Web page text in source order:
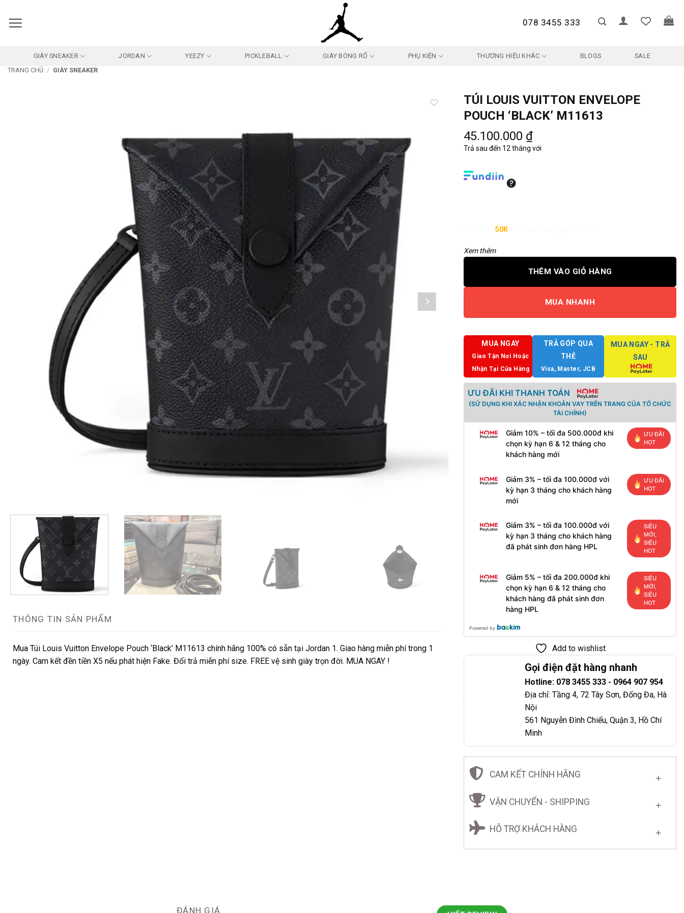
qua
078 3455 333
GIÀY SNEAKER JORDAN YEEZY PICKLEBALL GIÀY BÓNG RỔ PHỤ KIỆN THƯƠNG HIỆU KHÁC BLOGS
SALE
TRANG CHỦ / GIÀY SNEAKER
THÔNG TIN SẢN PHẨM
Mua Túi Louis Vuitton Envelope Pouch ‘Black’ M11613 chính hãng 100% có sẵn tại Jordan 1. Giao hàng miễn phí trong 1
ngày. Cam kết đền tiền X5 nếu phát hiện Fake. Đổi trả miễn phí size. FREE vệ sinh giày trọn đời. MUA NGAY !
TÚI LOUIS VUITTON ENVELOPE
POUCH ‘BLACK’ M11613
45.100.000 ₫
Trả sau đến 12 tháng với
50K
Xem thêm
THÊM VÀO GIỎ HÀNG
MUA NHANH
MUA NGAY
Giao Tận Nơi Hoặc
Nhận Tại Cửa Hàng
TRẢ GÓP QUA
THẺ
Visa, Master, JCB
MUA NGAY - TRẢ
SAU
ƯU ĐÃI KHI THANH TOÁN
(SỬ DỤNG KHI XÁC NHẬN KHOẢN VAY TRÊN TRANG CỦA TỔ CHỨC
TÀI CHÍNH)
Giảm 10% – tối đa 500.000đ khi
chọn kỳ hạn 6 & 12 tháng cho
khách hàng mới
ƯU ĐÃI
HOT
Giảm 3% – tối đa 100.000đ với
kỳ hạn 3 tháng cho khách hàng
mới
ƯU ĐÃI
HOT
Giảm 3% – tối đa 100.000đ với
kỳ hạn 3 tháng cho khách hàng
đã phát sinh đơn hàng HPL
SIÊU
MỚI,
SIÊU
HOT
Giảm 5% – tối đa 200.000đ khi
chọn kỳ hạn 6 & 12 tháng cho
khách hàng đã phát sinh đơn
hàng HPL
SIÊU
MỚI,
SIÊU
HOT
Powered by
Add to wishlist
Gọi điện đặt hàng nhanh
Hotline: 078 3455 333 - 0964 907 954
Địa chỉ: Tầng 4, 72 Tây Sơn, Đống Đa, Hà
Nội
561 Nguyễn Đình Chiểu, Quận 3, Hồ Chí
Minh
CAM KẾT CHÍNH HÃNG
VẬN CHUYỂN - SHIPPING
HỖ TRỢ KHÁCH HÀNG
ĐÁNH GIÁ